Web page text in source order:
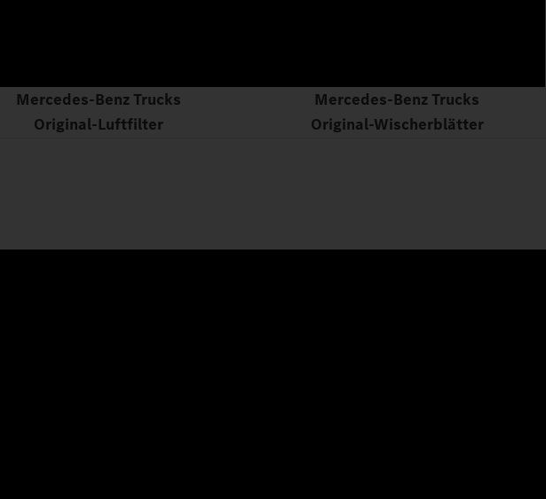
Mercedes‑Benz Trucks
Original‑Luftfilter
Mercedes‑Benz Trucks
Original‑Wischerblätter